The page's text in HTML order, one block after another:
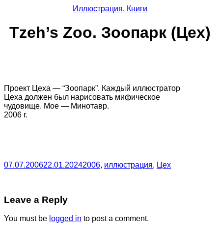
Иллюстрация, Книги
Tzeh’s Zoo. Зоопарк (Цех)
Проект Цеха — “Зоопарк”. Каждый иллюстратор
Цеха должен был нарисовать мифическое
чудовище. Мое — Минотавр.
2006 г.
07.07.200622.01.20242006, иллюстрация, Цех
Leave a Reply
You must be logged in to post a comment.